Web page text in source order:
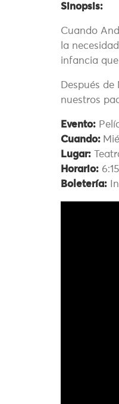
Sinopsis:
Cuando
la
infancia
Después
nuestros
Evento:
Cuando:
Lugar:
Horario:
Boletería: